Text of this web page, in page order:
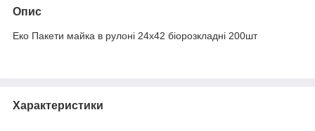
Опис
Еко Пакети майка в рулоні 24х42 біорозкладні 200шт
Характеристики